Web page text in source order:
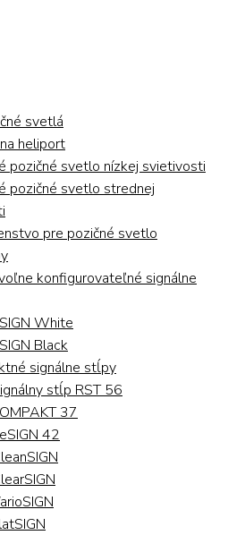
svetlá
heliport
pozičné svetlo nízkej svietivosti
pozičné svetlo strednej
pre pozičné svetlo
konfigurovateľné signálne
White
Black
signálne stĺpy
stĺp RST 56
37
42